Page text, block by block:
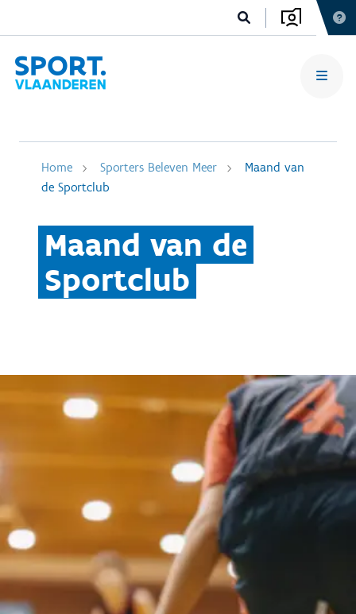
Home Sporters Beleven Meer
Maand van
de Sportclub
Maand van de
Sportclub